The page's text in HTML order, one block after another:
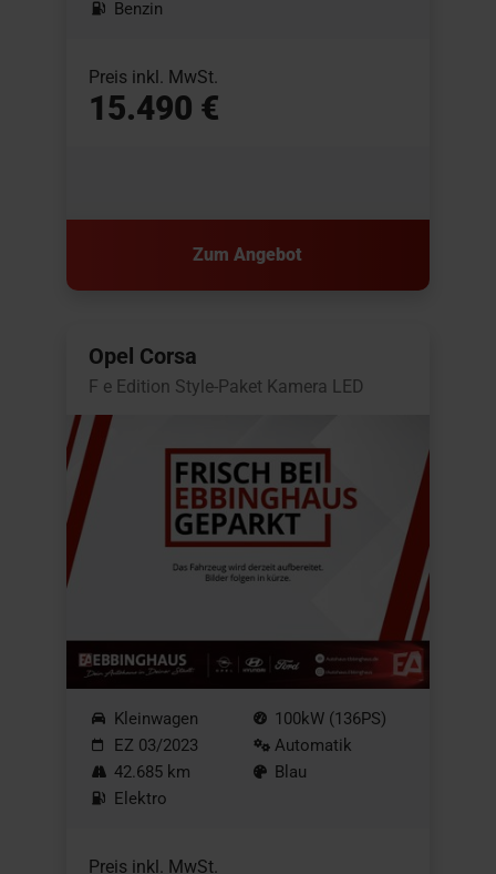
Benzin
Preis inkl. MwSt.
15.490 €
Zum Angebot
Opel Corsa
F e Edition Style-Paket Kamera LED
Kleinwagen
EZ 03/2023
42.685 km
Elektro
100kW (136PS)
Automatik
Blau
Preis inkl. MwSt.